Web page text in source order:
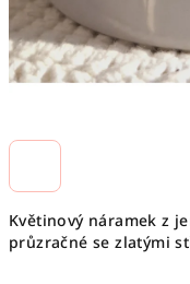
Květinový náramek z
průzračné se zlatými